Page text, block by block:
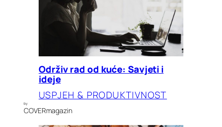
Održiv rad od kuće: Savjeti i
ideje
USPJEH & PRODUKTIVNOST
by
COVERmagazin